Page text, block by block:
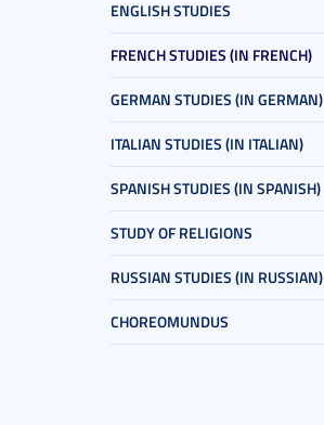
ENGLISH STUDIES
FRENCH STUDIES (IN FRENCH)
GERMAN STUDIES (IN GERMAN)
ITALIAN STUDIES (IN ITALIAN)
SPANISH STUDIES (IN SPANISH)
STUDY OF RELIGIONS
RUSSIAN STUDIES (IN RUSSIAN)
CHOREOMUNDUS